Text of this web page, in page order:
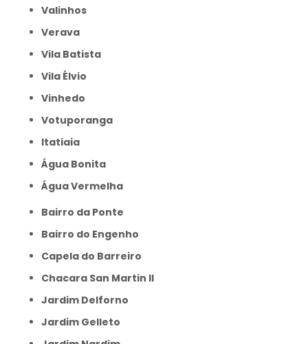
Valinhos
Verava
Vila Batista
Vila Élvio
Vinhedo
Votuporanga
itatiaia
Água Bonita
Água Vermelha
Bairro da Ponte
Bairro do Engenho
Capela do Barreiro
Chacara San Martin II
Jardim Delforno
Jardim Gelleto